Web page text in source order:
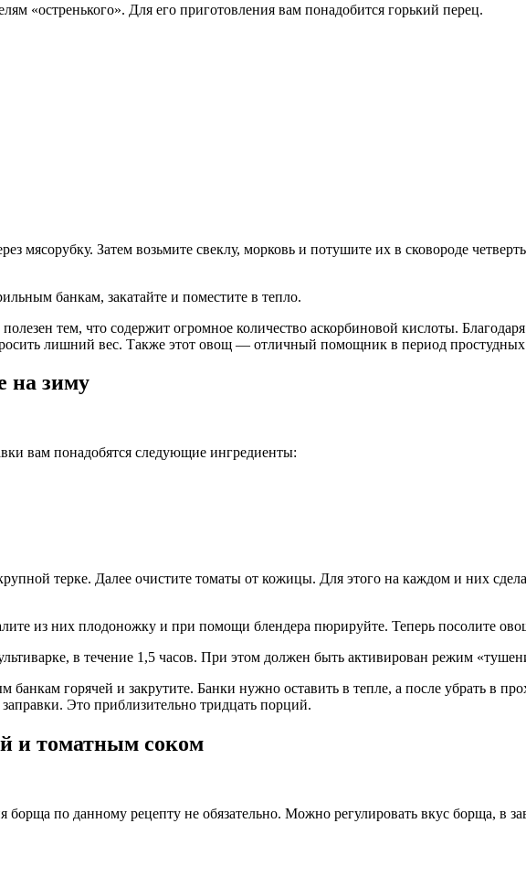
«остренького». Для его приготовления вам понадобится горький перец.
мясорубку. Затем возьмите свеклу, морковь и потушите их в сковороде
банкам, закатайте и поместите в тепло.
тем, что содержит огромное количество аскорбиновой кислоты.
лишний вес. Также этот овощ — отличный помощник в период простудных
на зиму
вам понадобятся следующие ингредиенты:
терке. Далее очистите томаты от кожицы. Для этого на каждом и них
из них плодоножку и при помощи блендера пюрируйте. Теперь посолите
в течение 1,5 часов. При этом должен быть активирован режим
банкам горячей и закрутите. Банки нужно оставить в тепле, а после убрать в
Это приблизительно тридцать порций.
и томатным соком
по данному рецепту не обязательно. Можно регулировать вкус борща, в